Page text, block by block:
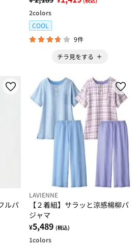
2colors
COOL
9件
チラ見をする
ルパ
LAVIENNE
【２着組】サラッと涼感楊柳パ
ジャマ
¥5,489 (税込)
1colors